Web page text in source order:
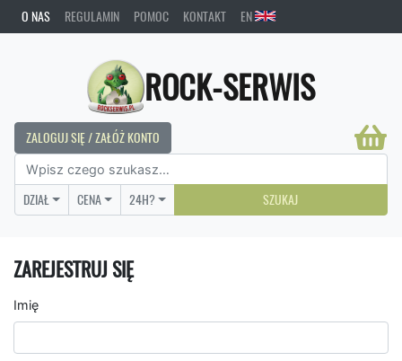
O NAS REGULAMIN POMOC KONTAKT EN
ROCK-SERWIS
ZALOGUJ SIĘ / ZAŁÓŻ KONTO
DZIAŁ CENA 24H? SZUKAJ
ZAREJESTRUJ SIĘ
Imię